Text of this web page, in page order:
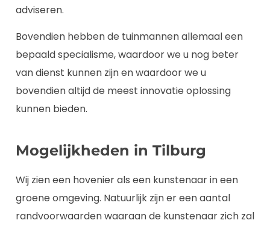
adviseren.
Bovendien hebben de tuinmannen allemaal een
bepaald specialisme, waardoor we u nog beter
van dienst kunnen zijn en waardoor we u
bovendien altijd de meest innovatie oplossing
kunnen bieden.
Mogelijkheden in Tilburg
Wij zien een hovenier als een kunstenaar in een
groene omgeving. Natuurlijk zijn er een aantal
randvoorwaarden waaraan de kunstenaar zich zal